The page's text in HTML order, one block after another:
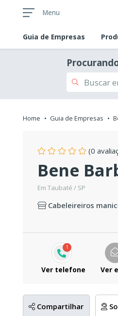
Menu
Guia de Empresas
Home Guia de Empresas
(0
Bene
Em Taubaté / SP
Cabeleireiros
1
Ver telefone Ver
Compartilhar